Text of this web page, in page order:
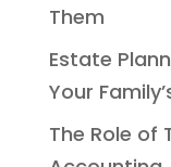
Them
Estate
Your
The Role of